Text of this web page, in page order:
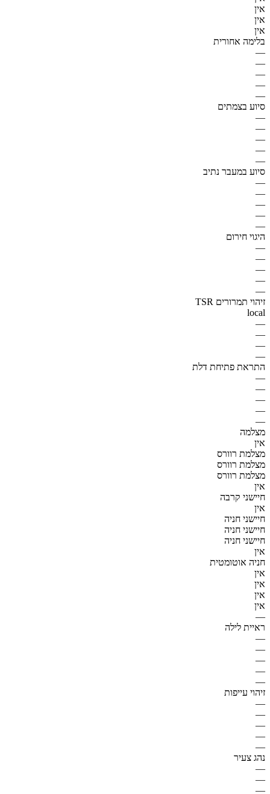
אין
אין
אין
בלימה אחורית
—
—
—
—
—
סיוע בצמתים
—
—
—
—
—
סיוע במעבר נתיב
—
—
—
—
—
היגוי חירום
—
—
—
—
—
זיהוי תמרורים TSR
local
—
—
—
—
התראת פתיחת דלת
—
—
—
—
—
מצלמה
אין
מצלמת רוורס
מצלמת רוורס
מצלמת רוורס
אין
חיישני קרבה
אין
חיישני חניה
חיישני חניה
חיישני חניה
אין
חניה אוטומטית
אין
אין
אין
אין
—
ראיית לילה
—
—
—
—
—
זיהוי עייפות
—
—
—
—
—
נהג צעיר
—
—
—